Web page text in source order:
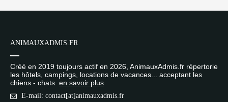
ANIMAUXADMIS.FR
Créé en 2019 toujours actif en 2026, AnimauxAdmis.fr répertorie
les hôtels, campings, locations de vacances... acceptant les
chiens - chats. en savoir plus
E-mail: contact[at]animauxadmis.fr